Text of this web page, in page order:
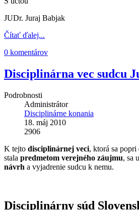
JUDr. Juraj Babjak
Čítať ďalej...
0 komentárov
Disciplinárna vec sudcu
Podrobnosti
Administrátor
Disciplinárne konania
18. máj 2010
2906
K tejto disciplinárnej veci, ktorá sa
stala predmetom verejného záujmu, sa
návrh a vyjadrenie sudcu k nemu.
Disciplinárny súd